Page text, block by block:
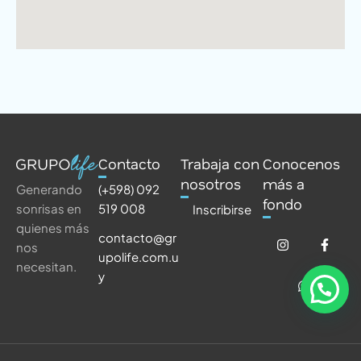
Generando
sonrisas en
quienes más
nos
necesitan.
Contacto
(+598) 092
519 008
contacto@gr
upolife.com.u
y
Trabaja con
nosotros
Inscribirse
Conocenos
más a
fondo